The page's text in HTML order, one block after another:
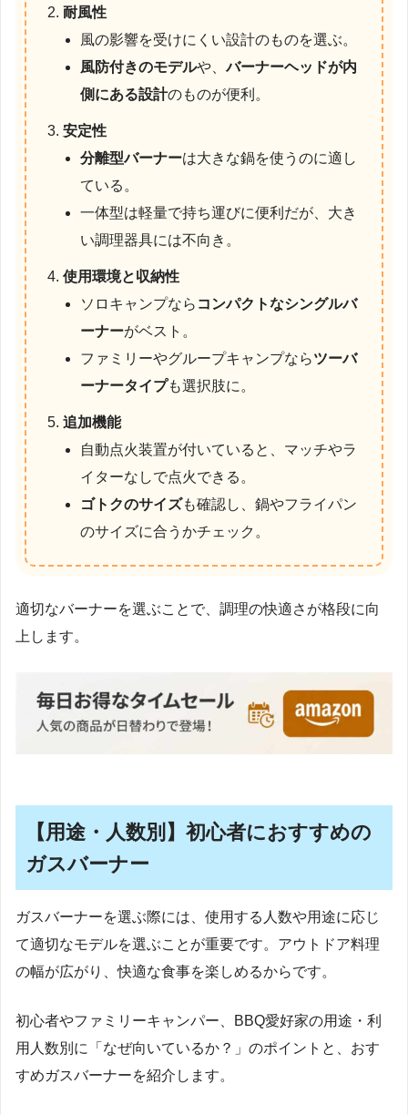
耐風性
風の影響を受けにくい設計のものを選ぶ。
風防付きのモデルや、バーナーヘッドが内
側にある設計のものが便利。
安定性
分離型バーナーは大きな鍋を使うのに適し
ている。
一体型は軽量で持ち運びに便利だが、大き
い調理器具には不向き。
使用環境と収納性
ソロキャンプなら コンパクトなシングルバ
ーナーがベスト。
ファミリーやグループキャンプならツーバ
ーナータイプも選択肢に。
追加機能
自動点火装置が付いていると、マッチやラ
イターなしで点火できる。
ゴトクのサイズも確認し、鍋やフライパン
のサイズに合うかチェック。
適切なバーナーを選ぶことで、調理の快適さが格段に向
上します。
【用途・人数別】初心者におすすめの
ガスバーナー
ガスバーナーを選ぶ際には、使用する人数や用途に応じ
て適切なモデルを選ぶことが重要です。アウトドア料理
の幅が広がり、快適な食事を楽しめるからです。
初心者やファミリーキャンパー、BBQ愛好家の用途・利
用人数別に「なぜ向いているか？」のポイントと、おす
すめガスバーナーを紹介します。